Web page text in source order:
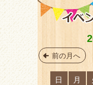
前の月へ
日 月